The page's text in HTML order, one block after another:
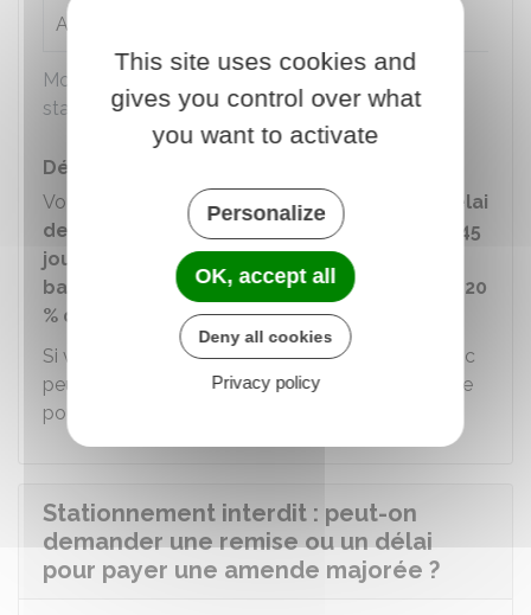
Montant de l'amende forfaitaire majorée pour
stationnement interdit
Abusif
Délai pour payer l'amende majorée
Vous devez payer l'amende majorée dans un
délai
de 30 jours
à partir de la date d'envoi de l'avis (
45
jours
en cas detélépaiement par carte
bancaire
) pour bénéficier d'unediminution de 20
% de son montant.
Si vous ne respectez pas ce délai, le Trésor Public
peut engager une procédure amiable ou judiciaire
pour obtenir le paiement.
Stationnement interdit : peut-on
demander une remise ou un délai
pour payer une amende majorée ?
This site uses cookies and
gives you control over what
you want to activate
Personalize
OK, accept all
Deny all cookies
Privacy policy